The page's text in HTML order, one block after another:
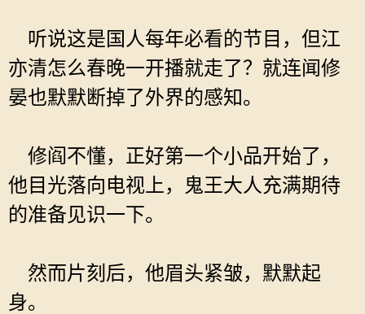
听说这是国人每年必看的节目，但江
亦清怎么春晚一开播就走了？就连闻修
晏也默默断掉了外界的感知。
修阎不懂，正好第一个小品开始了，
他目光落向电视上，鬼王大人充满期待
的准备见识一下。
然而片刻后，他眉头紧皱，默默起
身。